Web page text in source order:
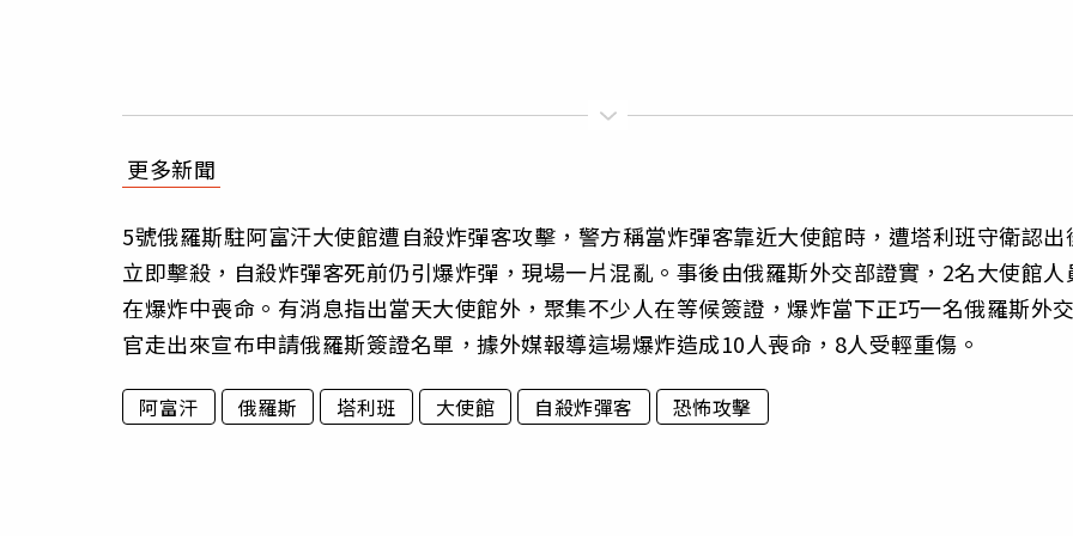
更多新聞
5號俄羅斯駐阿富汗大使館遭自殺炸彈客攻擊，警方稱當炸彈客靠近大使館時，遭塔利班守衛認出
立即擊殺，自殺炸彈客死前仍引爆炸彈，現場一片混亂。事後由俄羅斯外交部證實，2名大使館人
在爆炸中喪命。有消息指出當天大使館外，聚集不少人在等候簽證，爆炸當下正巧一名俄羅斯外交
官走出來宣布申請俄羅斯簽證名單，據外媒報導這場爆炸造成10人喪命，8人受輕重傷。
阿富汗 俄羅斯 塔利班 大使館 自殺炸彈客 恐怖攻擊